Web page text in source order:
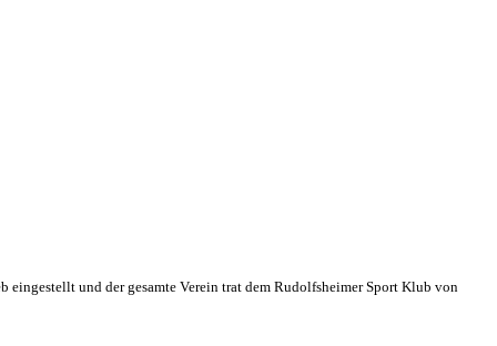
eingestellt und der gesamte Verein trat dem Rudolfsheimer Sport Klub von